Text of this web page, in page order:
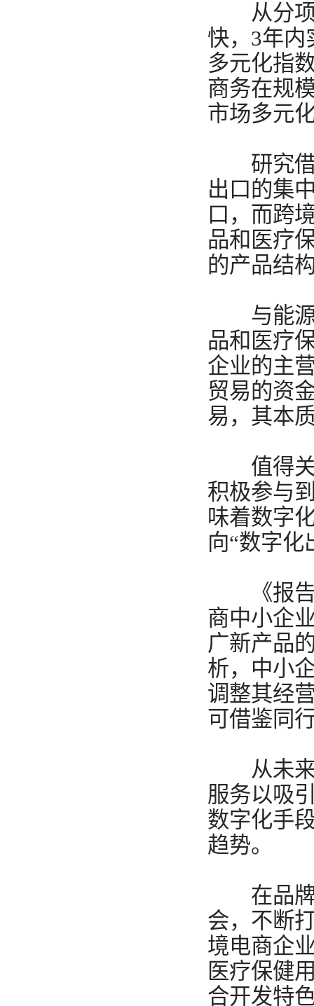
从分项
快，3年内
多元化指
商务在规
市场多元
研究借
出口的集
口，而跨
品和医疗
的产品结
与能源
品和医疗
企业的主
贸易的资
易，其本
值得关
积极参与
味着数字
向“数字化
《报告
商中小企
广新产品
析，中小
调整其经
可借鉴同
从未来
服务以吸
数字化手
趋势。
在品牌
会，不断
境电商企
医疗保健
合开发特